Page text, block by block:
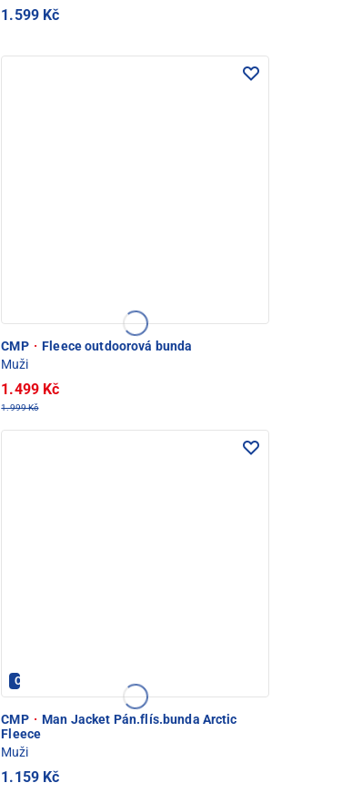
1.599 Kč
CMP · Fleece outdoorová bunda
Muži
1.499 Kč
1.999 Kč
CMP - PEC POD SNĚŽKOU
CMP · Man Jacket Pán.flís.bunda Arctic
Fleece
Muži
1.159 Kč